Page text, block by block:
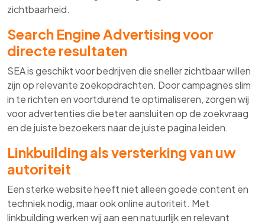
zichtbaarheid.
Search Engine Advertising voor
directe resultaten
SEA is geschikt voor bedrijven die sneller zichtbaar willen
zijn op relevante zoekopdrachten. Door campagnes slim
in te richten en voortdurend te optimaliseren, zorgen wij
voor advertenties die beter aansluiten op de zoekvraag
en de juiste bezoekers naar de juiste pagina leiden.
Linkbuilding als versterking van uw
autoriteit
Een sterke website heeft niet alleen goede content en
techniek nodig, maar ook online autoriteit. Met
linkbuilding werken wij aan een natuurlijk en relevant